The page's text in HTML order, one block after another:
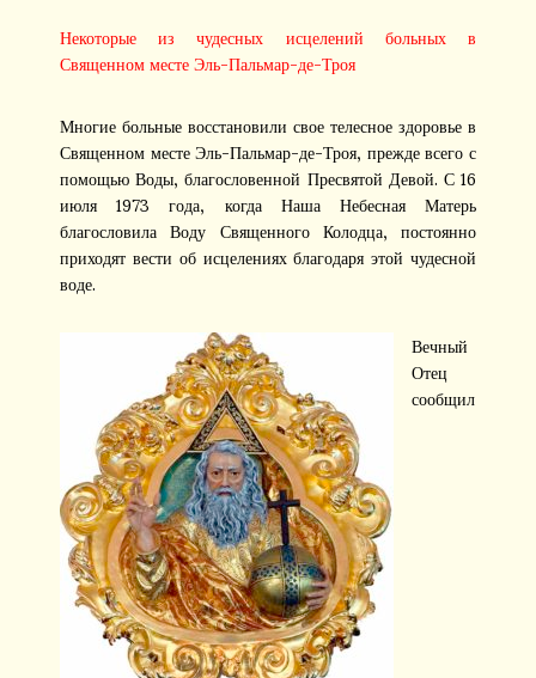
Некоторые из чудесных исцелений больных в
Священном месте Эль-Пальмар-де-Троя
Многие больные восстановили свое телесное здоровье в
Священном месте Эль-Пальмар-де-Троя, прежде всего с
помощью Воды, благословенной Пресвятой Девой. С 16
июля 1973 года, когда Наша Небесная Матерь
благословила Воду Священного Колодца, постоянно
приходят вести об исцелениях благодаря этой чудесной
воде.
Вечный
Отец
сообщил